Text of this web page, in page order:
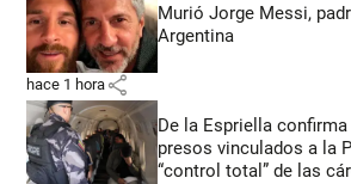
Murió Jorge Messi,
Argentina
hace 1 hora share
De la Espriella
presos vinculados a la
“control total” de las